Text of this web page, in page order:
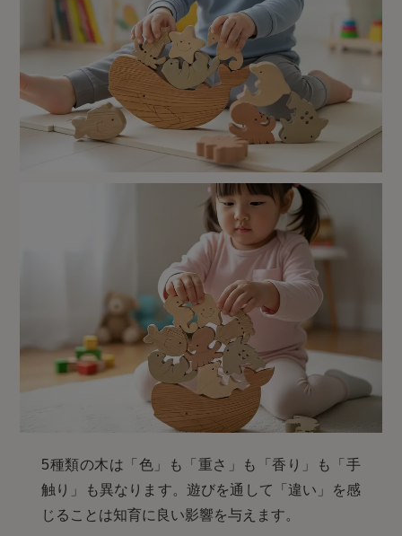
5種類の木は「色」も「重さ」も「香り」も「手
触り」も異なります。遊びを通して「違い」を感
じることは知育に良い影響を与えます。